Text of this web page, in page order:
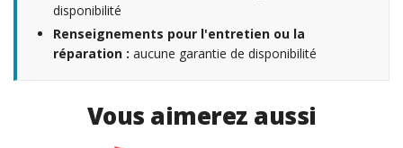
disponibilité
Renseignements pour l'entretien ou la
réparation : aucune garantie de disponibilité
Vous aimerez aussi